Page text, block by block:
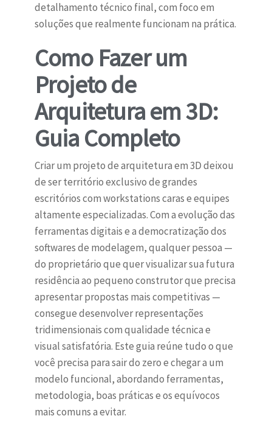
detalhamento técnico final, com foco em
soluções que realmente funcionam na prática.
Como Fazer um
Projeto de
Arquitetura em 3D:
Guia Completo
Criar um projeto de arquitetura em 3D deixou
de ser território exclusivo de grandes
escritórios com workstations caras e equipes
altamente especializadas. Com a evolução das
ferramentas digitais e a democratização dos
softwares de modelagem, qualquer pessoa —
do proprietário que quer visualizar sua futura
residência ao pequeno construtor que precisa
apresentar propostas mais competitivas —
consegue desenvolver representações
tridimensionais com qualidade técnica e
visual satisfatória. Este guia reúne tudo o que
você precisa para sair do zero e chegar a um
modelo funcional, abordando ferramentas,
metodologia, boas práticas e os equívocos
mais comuns a evitar.